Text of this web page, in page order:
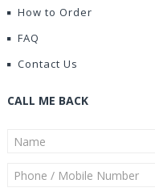
How to Order
FAQ
Contact Us
CALL ME BACK